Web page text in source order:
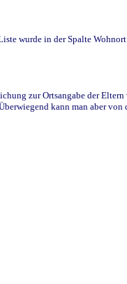
wurde in der Spalte
zur Ortsangabe der
kann man aber von